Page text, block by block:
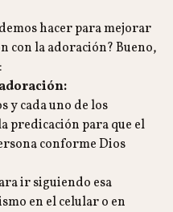
hacer para mejorar
con la adoración? Bueno,
y cada uno de los
predicación para que el
conforme Dios
ir siguiendo esa
en el celular o en